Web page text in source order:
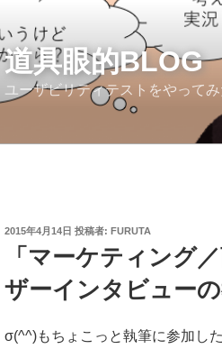
道具眼的BLOG
ユーザビリティテストをやって
投
2015年4月14日 投稿者: FURUTA
「マーケティング
ザーインタビュー
σ(^^)もちょこっと執筆に参加し